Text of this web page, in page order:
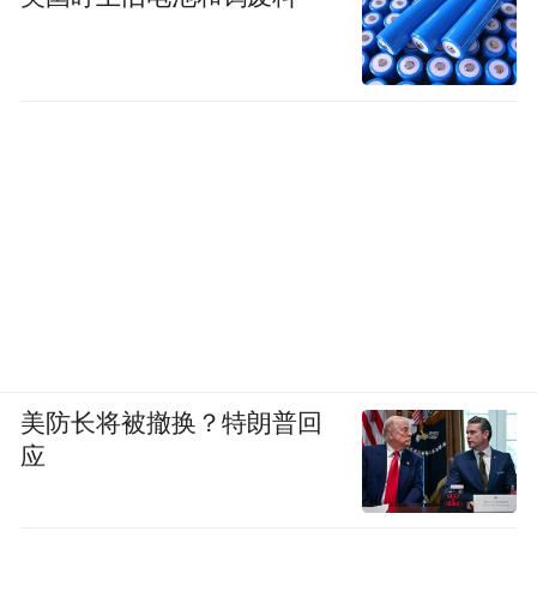
掘山水文旅潜力，打磨漂流特色文旅产品，
联动华东各大漂流基地抱团发展，不断丰富
休闲文旅业态，全力打造国内漂流文旅标杆
美防长将被撤换？特朗普回
应